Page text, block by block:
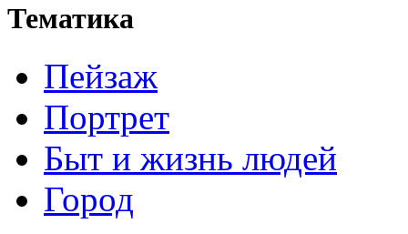
Тематика
Пейзаж
Портрет
Быт и жизнь людей
Город